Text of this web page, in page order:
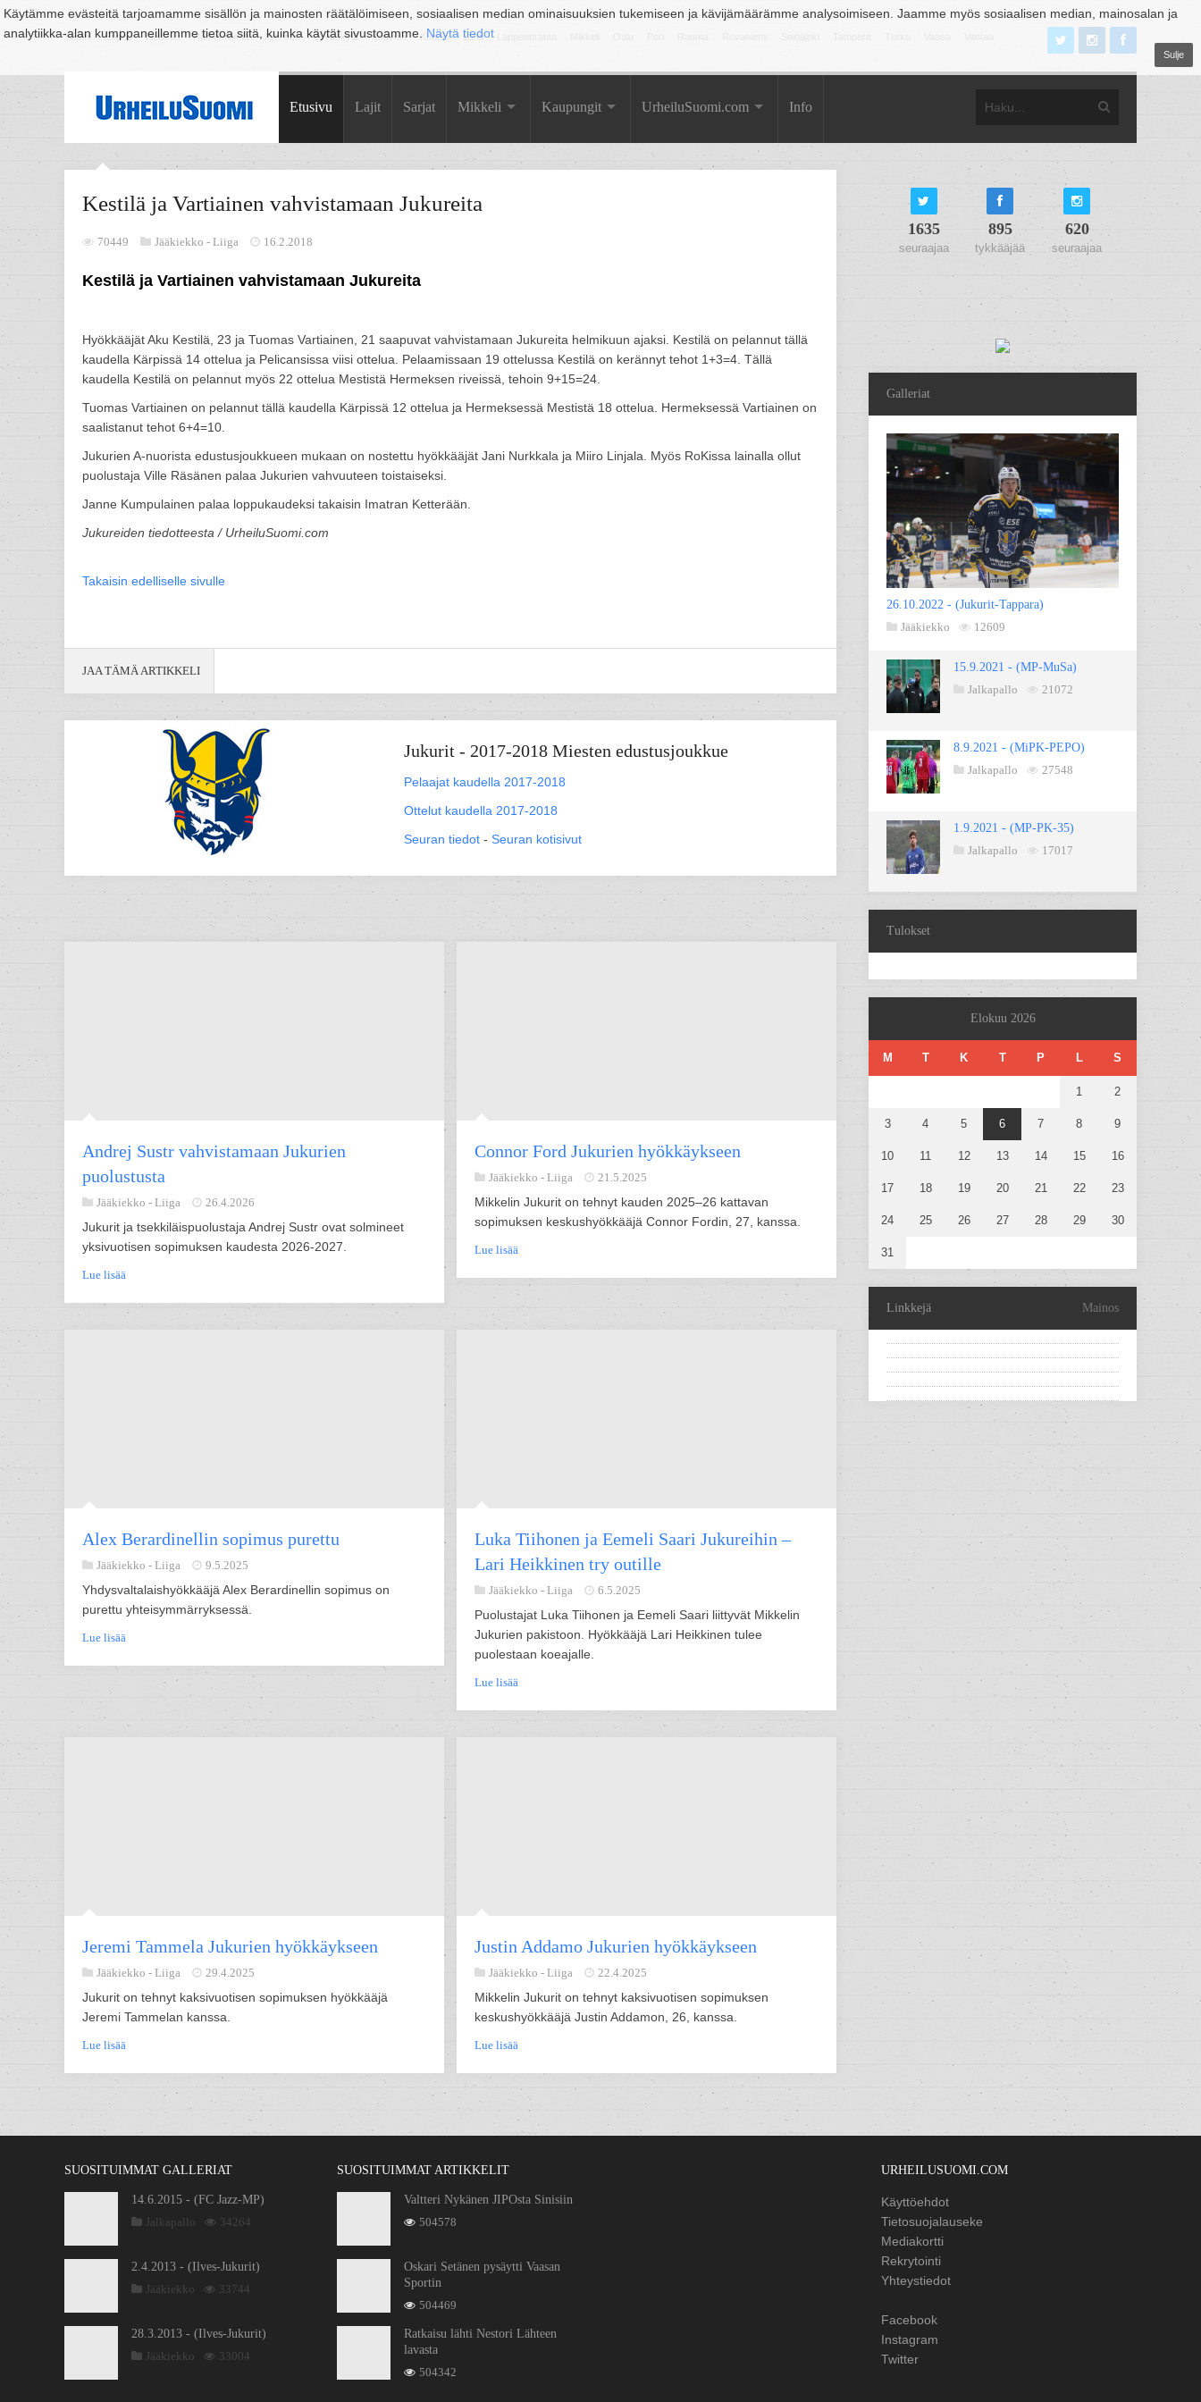
Käytämme evästeitä tarjoamamme sisällön ja mainosten räätälöimiseen, sosiaalisen median ominaisuuksien tukemiseen ja kävijämäärämme analysoimiseen. Jaamme myös sosiaalisen median, mainosalan ja
analytiikka-alan kumppaneillemme tietoa siitä, kuinka käytät sivustoamme. Näytä tiedot
Sulje
Suomi Espoo Helsinki Hämeenlinna Joensuu Jyväskylä Kouvola Kuopio Lahti
Etusivu Lajit Sarjat Mikkeli Kaupungit UrheiluSuomi.com Info
Kestilä ja Vartiainen vahvistamaan Jukureita
70449 Jääkiekko - Liiga 16.2.2018
Kestilä ja Vartiainen vahvistamaan Jukureita
Hyökkääjät Aku Kestilä, 23 ja Tuomas Vartiainen, 21 saapuvat vahvistamaan Jukureita helmikuun ajaksi. Kestilä on pelannut tällä
kaudella Kärpissä 14 ottelua ja Pelicansissa viisi ottelua. Pelaamissaan 19 ottelussa Kestilä on kerännyt tehot 1+3=4. Tällä
kaudella Kestilä on pelannut myös 22 ottelua Mestistä Hermeksen riveissä, tehoin 9+15=24.
Tuomas Vartiainen on pelannut tällä kaudella Kärpissä 12 ottelua ja Hermeksessä Mestistä 18 ottelua. Hermeksessä Vartiainen on
saalistanut tehot 6+4=10.
Jukurien A-nuorista edustusjoukkueen mukaan on nostettu hyökkääjät Jani Nurkkala ja Miiro Linjala. Myös RoKissa lainalla ollut
puolustaja Ville Räsänen palaa Jukurien vahvuuteen toistaiseksi.
Janne Kumpulainen palaa loppukaudeksi takaisin Imatran Ketterään.
Jukureiden tiedotteesta / UrheiluSuomi.com
Takaisin edelliselle sivulle
JAA TÄMÄ ARTIKKELI
Jukurit - 2017-2018 Miesten edustusjoukkue
Pelaajat kaudella 2017-2018
Ottelut kaudella 2017-2018
Seuran tiedot - Seuran kotisivut
Andrej Sustr vahvistamaan Jukurien
puolustusta
Jääkiekko - Liiga 26.4.2026
Jukurit ja tsekkiläispuolustaja Andrej Sustr ovat solmineet
yksivuotisen sopimuksen kaudesta 2026-2027.
Lue lisää
Connor Ford Jukurien hyökkäykseen
Jääkiekko - Liiga 21.5.2025
Mikkelin Jukurit on tehnyt kauden 2025–26 kattavan
sopimuksen keskushyökkääjä Connor Fordin, 27, kanssa.
Lue lisää
Alex Berardinellin sopimus purettu
Jääkiekko - Liiga 9.5.2025
Yhdysvaltalaishyökkääjä Alex Berardinellin sopimus on
purettu yhteisymmärryksessä.
Lue lisää
Luka Tiihonen ja Eemeli Saari Jukureihin –
Lari Heikkinen try outille
Jääkiekko - Liiga 6.5.2025
Puolustajat Luka Tiihonen ja Eemeli Saari liittyvät Mikkelin
Jukurien pakistoon. Hyökkääjä Lari Heikkinen tulee
puolestaan koeajalle.
Lue lisää
Jeremi Tammela Jukurien hyökkäykseen
Jääkiekko - Liiga 29.4.2025
Jukurit on tehnyt kaksivuotisen sopimuksen hyökkääjä
Jeremi Tammelan kanssa.
Lue lisää
Justin Addamo Jukurien hyökkäykseen
Jääkiekko - Liiga 22.4.2025
Mikkelin Jukurit on tehnyt kaksivuotisen sopimuksen
keskushyökkääjä Justin Addamon, 26, kanssa.
Lue lisää
1635
seuraajaa
895
tykkääjää
620
seuraajaa
Galleriat
26.10.2022 - (Jukurit-Tappara)
Jääkiekko
12609
15.9.2021 - (MP-MuSa)
Jalkapallo
21072
8.9.2021 - (MiPK-PEPO)
Jalkapallo
27548
1.9.2021 - (MP-PK-35)
Jalkapallo
17017
Tulokset
Elokuu 2026
M T K T P L S
1 2
3 4 5 6 7 8 9
10 11 12 13 14 15 16
17 18 19 20 21 22 23
24 25 26 27 28 29 30
31
Linkkejä Mainos
SUOSITUIMMAT GALLERIAT
14.6.2015 - (FC Jazz-MP)
Jalkapallo
34264
2.4.2013 - (Ilves-Jukurit)
Jääkiekko
33744
28.3.2013 - (Ilves-Jukurit)
Jääkiekko
33004
SUOSITUIMMAT ARTIKKELIT
Valtteri Nykänen JIPOsta Sinisiin
504578
Oskari Setänen pysäytti Vaasan
Sportin
504469
Ratkaisu lähti Nestori Lähteen
lavasta
504342
URHEILUSUOMI.COM
Käyttöehdot
Tietosuojalauseke
Mediakortti
Rekrytointi
Yhteystiedot
Facebook
Instagram
Twitter